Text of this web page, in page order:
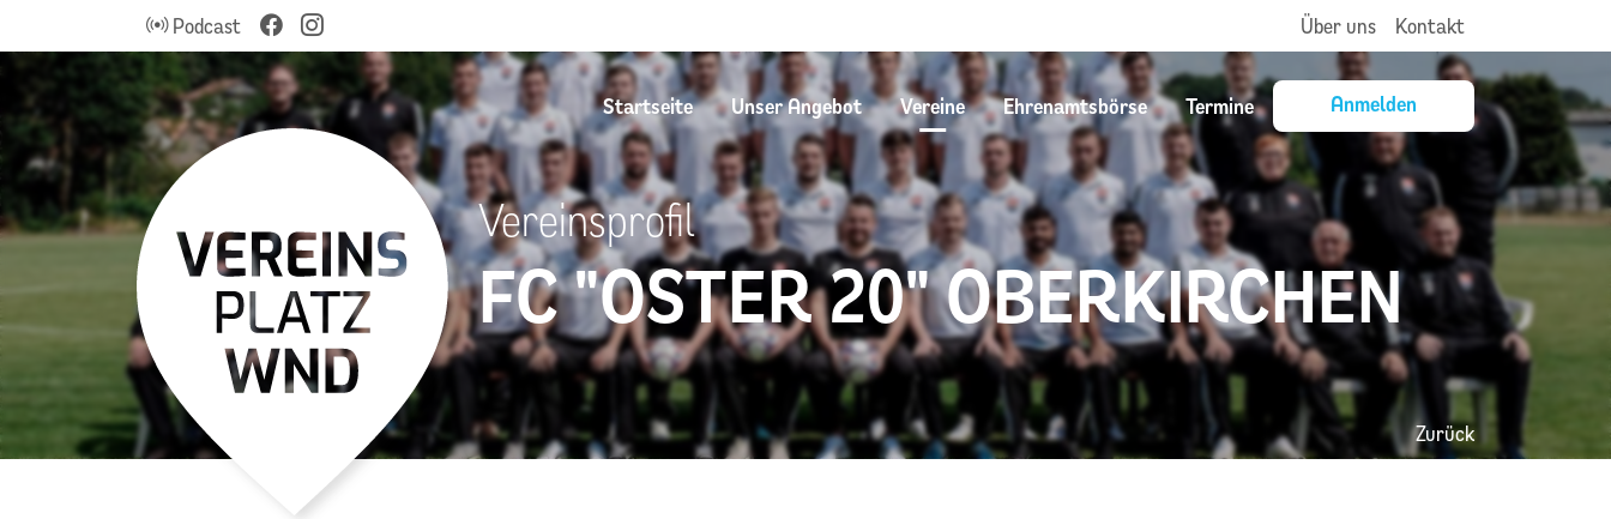
Podcast Über uns Kontakt
Startseite Unser Angebot Vereine Ehrenamtsbörse Termine Anmelden
FC "OSTER 20" OBERKIRCHEN
Vereinsprofil
Zurück